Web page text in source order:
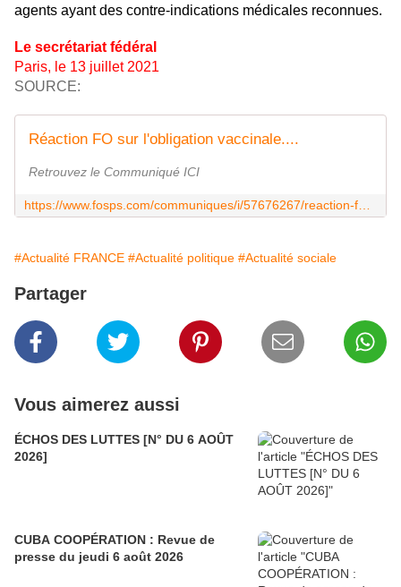
agents ayant des contre-indications médicales reconnues.
Le secrétariat fédéral
Paris, le 13 juillet 2021
SOURCE:
Réaction FO sur l'obligation vaccinale....
Retrouvez le Communiqué ICI
#Actualité FRANCE #Actualité politique #Actualité sociale
Partager
Vous aimerez aussi
ÉCHOS DES LUTTES [N° DU 6 AOÛT
2026]
CUBA COOPÉRATION : Revue de
presse du jeudi 6 août 2026